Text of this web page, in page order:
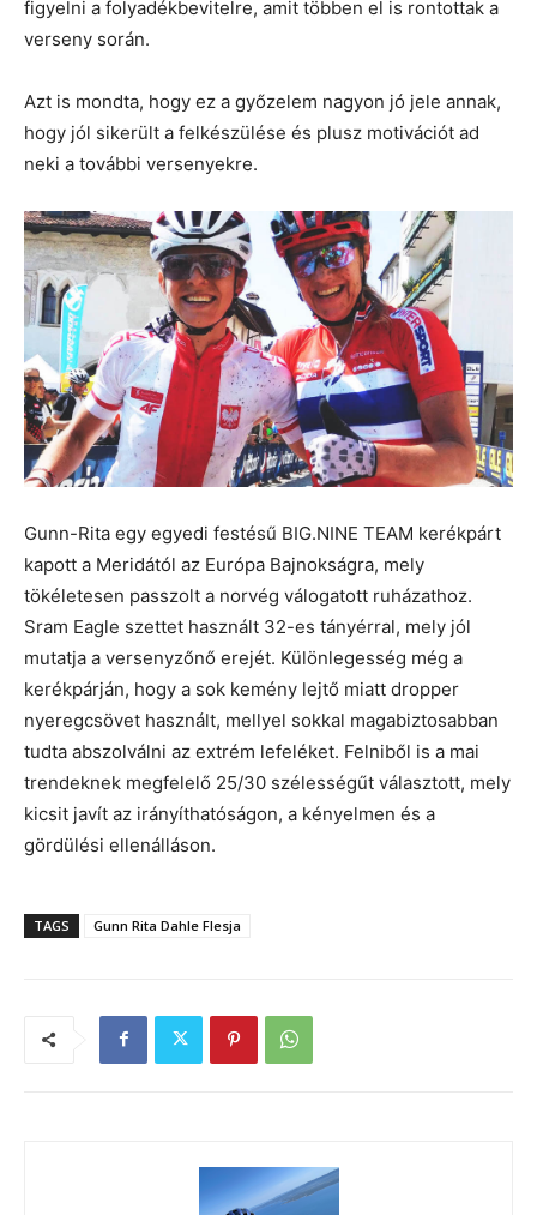
figyelni a folyadékbevitelre, amit többen el is rontottak a
verseny során.
Azt is mondta, hogy ez a győzelem nagyon jó jele annak,
hogy jól sikerült a felkészülése és plusz motivációt ad
neki a további versenyekre.
Gunn-Rita egy egyedi festésű BIG.NINE TEAM kerékpárt
kapott a Meridától az Európa Bajnokságra, mely
tökéletesen passzolt a norvég válogatott ruházathoz.
Sram Eagle szettet használt 32-es tányérral, mely jól
mutatja a versenyzőnő erejét. Különlegesség még a
kerékpárján, hogy a sok kemény lejtő miatt dropper
nyeregcsövet használt, mellyel sokkal magabiztosabban
tudta abszolválni az extrém lefeléket. Felniből is a mai
trendeknek megfelelő 25/30 szélességűt választott, mely
kicsit javít az irányíthatóságon, a kényelmen és a
gördülési ellenálláson.
TAGS Gunn Rita Dahle Flesja